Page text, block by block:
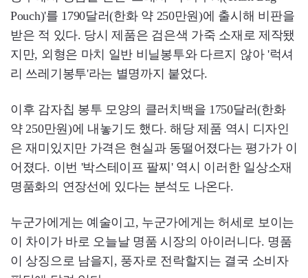
Pouch)'를 1790달러(한화 약 250만원)에 출시해 비판을
받은 적 있다. 당시 제품은 검은색 가죽 소재로 제작됐
지만, 외형은 마치 일반 비닐봉투와 다르지 않아 '럭셔
리 쓰레기봉투'라는 별명까지 붙었다.
이후 감자칩 봉투 모양의 클러치백을 1750달러(한화
약 250만원)에 내놓기도 했다. 해당 제품 역시 디자인
은 재미있지만 가격은 현실과 동떨어졌다는 평가가 이
어졌다. 이번 '박스테이프 팔찌' 역시 이러한 일상소재
명품화의 연장선에 있다는 분석도 나온다.
누군가에게는 예술이고, 누군가에게는 허세로 보이는
이 차이가 바로 오늘날 명품 시장의 아이러니다. 명품
이 상징으로 남을지, 풍자로 전락할지는 결국 소비자